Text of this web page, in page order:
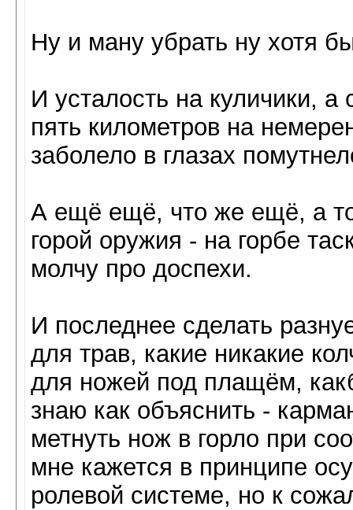
Ну и ману убрать ну хотя
И усталость на куличики,
пять километров на
заболело в глазах
А ещё ещё, что же ещё, а
горой оружия - на горбе
молчу про доспехи.
И последнее сделать
для трав, какие никакие
для ножей под плащём,
знаю как объяснить -
метнуть нож в горло при
мне кажется в принципе
ролевой системе, но к